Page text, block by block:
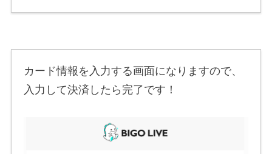
カード情報を入力する画面になりますので、
入力して決済したら完了です！